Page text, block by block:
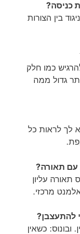
כניסה?
בין הצורות
כמו חלק
גדול ממה
לך לראות כל
תאורה?
עליון
מרכזי.
להתעצבן?
ובונוס: כשאין